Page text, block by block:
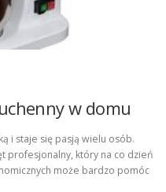
w domu
i staje się pasją wielu osób.
profesjonalny, który na co dzień
może bardzo pomóc